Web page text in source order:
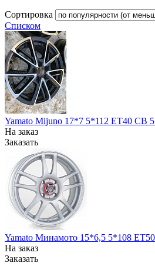
Сортировка
Списком
Yamato Мijuno 17*7 5*112 ЕТ40 СВ
На заказ
Заказать
Yamato Минамото 15*6,5 5*108
На заказ
Заказать